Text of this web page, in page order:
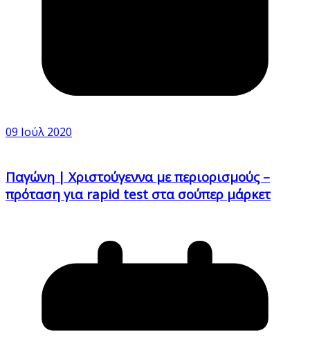
09 Ιούλ 2020
Παγώνη | Χριστούγεννα με περιορισμούς –
πρόταση για rapid test στα σούπερ μάρκετ